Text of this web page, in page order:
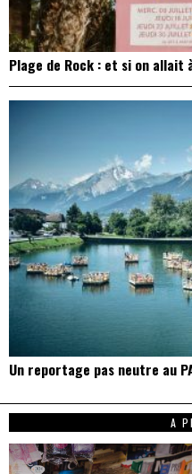
Plage de Rock : et si on allait
Un reportage pas neutre au
A